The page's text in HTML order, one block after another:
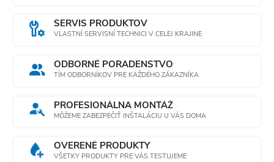
SERVIS PRODUKTOV
VLASTNÍ SERVISNÍ TECHNICI V CELEJ KRAJINE
ODBORNÉ PORADENSTVO
TÍM ODBORNÍKOV PRE KAŽDÉHO ZÁKAZNÍKA
PROFESIONÁLNA MONTÁŽ
MÔŽEME ZABEZPEČIŤ INŠTALÁCIU U VÁS DOMA
OVERENÉ PRODUKTY
VŠETKY PRODUKTY PRE VÁS TESTUJEME